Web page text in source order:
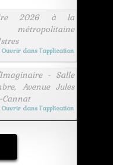
2026 à la
métropolitaine
Ouvrir dans l’application
- Salle
Avenue Jules
Cannat
Ouvrir dans l’application